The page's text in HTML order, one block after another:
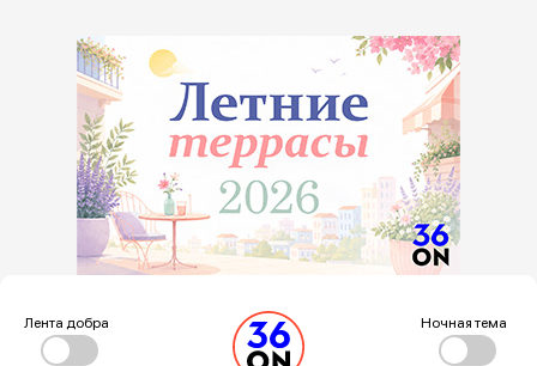
Лента добра Ночная тема